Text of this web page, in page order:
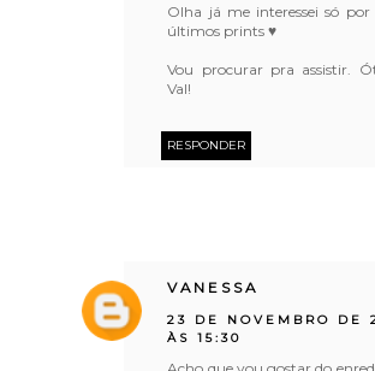
Olha já me interessei só por
últimos prints ♥
Vou procurar pra assistir.
Val!
RESPONDER
VANESSA
23 DE NOVEMBRO DE
ÀS 15:30